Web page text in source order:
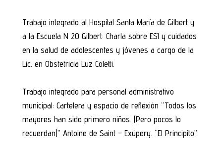
Trabajo integrado al Hospital Santa María de Gilbert y
a la Escuela N 20 Gilbert: Charla sobre ESI y cuidados
en la salud de adolescentes y jóvenes a cargo de la
Lic. en Obstetricia Luz Coletti.
Trabajo integrado para personal administrativo
municipal: Cartelera y espacio de reflexión “Todos los
mayores han sido primero niños. (Pero pocos lo
recuerdan)” Antoine de Saint – Exúpery. “El Principito”.